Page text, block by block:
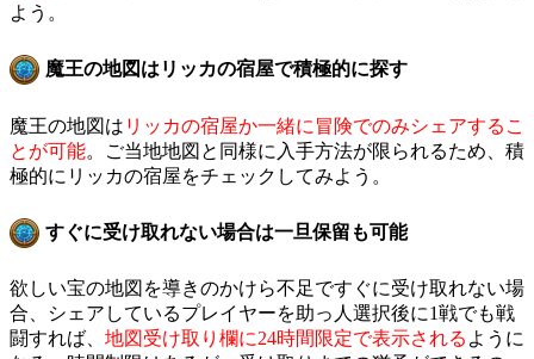
よう。
魔王の地図はリッカの宿屋で積極的に探す
魔王の地図は リッカの宿屋か一緒に冒険でのみシェアするこ
とが可能。ご当地地図と同様に入手方法が限られるため、積
極的にリッカの宿屋をチェックしてみよう。
すぐに受け取れない場合は一旦保留も可能
欲しい宝の地図を導きのかけら不足ですぐに受け取れない場
合、シェアしているプレイヤーを助っ人選択後に1戦でも戦
闘すれば、 地図受け取り欄に24時間限定で表示される ように